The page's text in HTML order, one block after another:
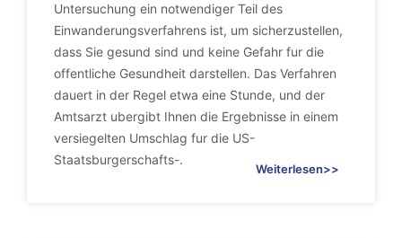
Untersuchung ein notwendiger Teil des
Einwanderungsverfahrens ist, um sicherzustellen,
dass Sie gesund sind und keine Gefahr fur die
offentliche Gesundheit darstellen. Das Verfahren
dauert in der Regel etwa eine Stunde, und der
Amtsarzt ubergibt Ihnen die Ergebnisse in einem
versiegelten Umschlag fur die US-
Staatsburgerschafts-.
Weiterlesen>>